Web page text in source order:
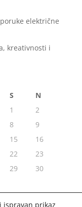
električne
kreativnosti i
S
N
1
2
8
9
15
16
22
23
29
30
ispravan prikaz